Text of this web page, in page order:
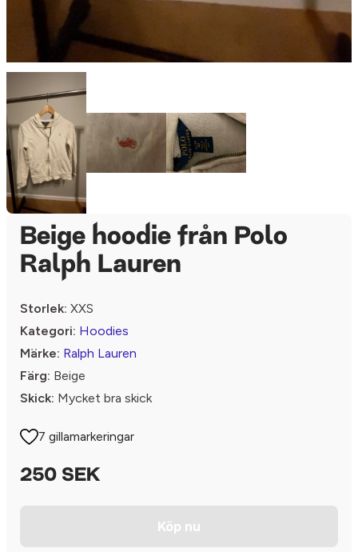
Beige hoodie från Polo
Ralph Lauren
Storlek: XXS
Kategori: Hoodies
Märke: Ralph Lauren
Färg: Beige
Skick: Mycket bra skick
7 gillamarkeringar
250 SEK
Köp nu